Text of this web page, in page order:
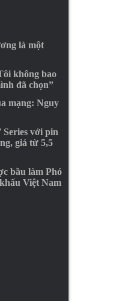
là một
không bao
đã chọn”
mạng: Nguy
với pin
giá từ 5,5
bầu làm Phó
Việt Nam